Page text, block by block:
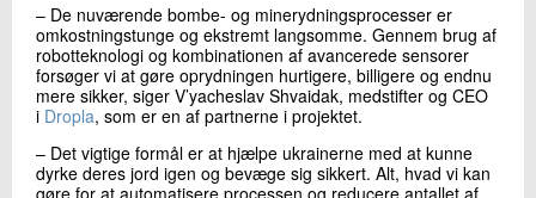
– De nuværende bombe- og minerydningsprocesser er
omkostningstunge og ekstremt langsomme. Gennem brug af
robotteknologi og kombinationen af avancerede sensorer
forsøger vi at gøre oprydningen hurtigere, billigere og endnu
mere sikker, siger V’yacheslav Shvaidak, medstifter og CEO
i Dropla, som er en af partnerne i projektet.
– Det vigtige formål er at hjælpe ukrainerne med at kunne
dyrke deres jord igen og bevæge sig sikkert. Alt, hvad vi kan
gøre for at automatisere processen og reducere antallet af